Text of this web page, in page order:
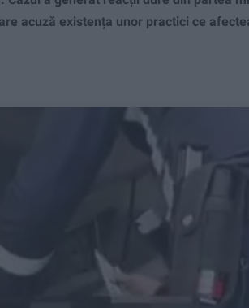
acuză existența unor practici ce